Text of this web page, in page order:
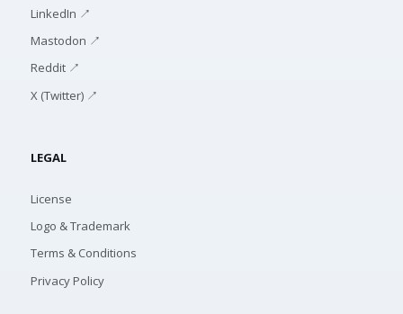
LinkedIn ↗
Mastodon ↗
Reddit ↗
X (Twitter) ↗
LEGAL
License
Logo & Trademark
Terms & Conditions
Privacy Policy